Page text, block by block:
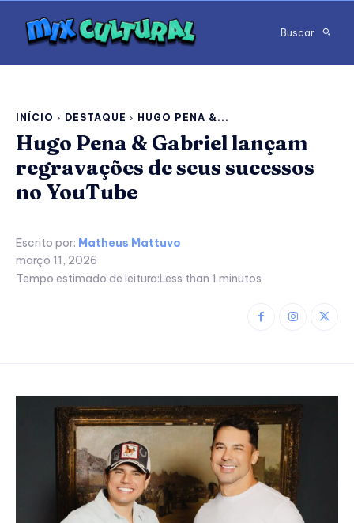
Buscar
INÍCIO DESTAQUE HUGO PENA &...
Hugo Pena & Gabriel lançam
regravações de seus sucessos
no YouTube
Escrito por: Matheus Mattuvo
março 11, 2026
Tempo estimado de leitura:Less than 1 minutos